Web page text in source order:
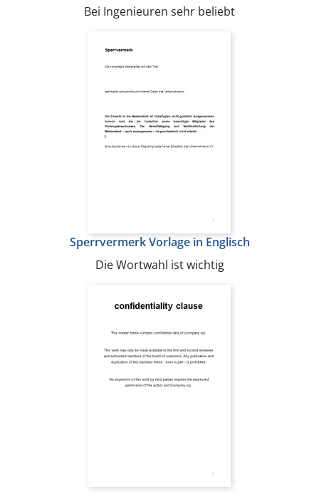
Bei Ingenieuren sehr beliebt
Sperrvermerk Vorlage in Englisch
Die Wortwahl ist wichtig